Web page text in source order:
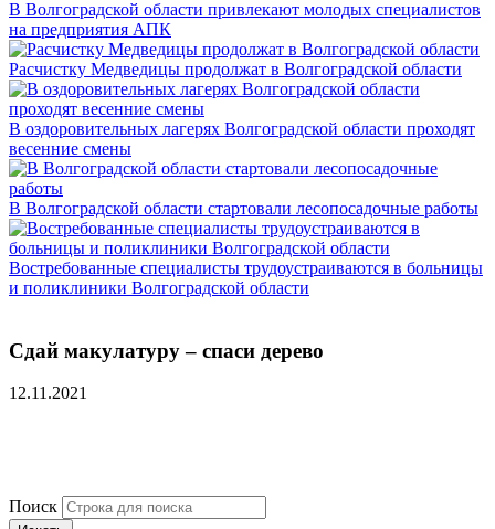
В Волгоградской области привлекают молодых специалистов
на предприятия АПК
Расчистку Медведицы продолжат в Волгоградской области
В оздоровительных лагерях Волгоградской области проходят
весенние смены
В Волгоградской области стартовали лесопосадочные работы
Востребованные специалисты трудоустраиваются в больницы
и поликлиники Волгоградской области
Сдай макулатуру – спаси дерево
12.11.2021
Поиск